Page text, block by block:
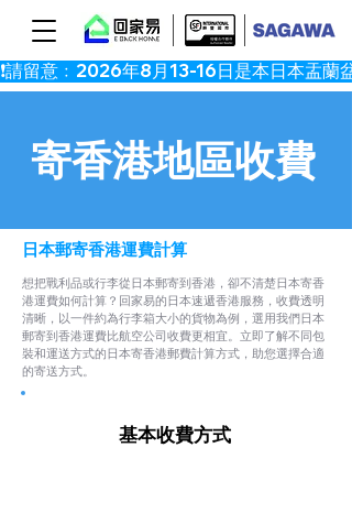
寄香港地區收費
日本郵寄香港運費計算
​想把戰利品或行李從日本郵寄到香港，卻不清楚日本寄香
港運費如何計算？回家易的日本速遞香港服務，收費透明
清晰，以一件約為行李箱大小的貨物為例，選用我們日本
郵寄到香港運費比航空公司收費更相宜。立即了解不同包
裝和運送方式的日本寄香港郵費計算方式，助您選擇合適
的寄送方式。
基本收費方式